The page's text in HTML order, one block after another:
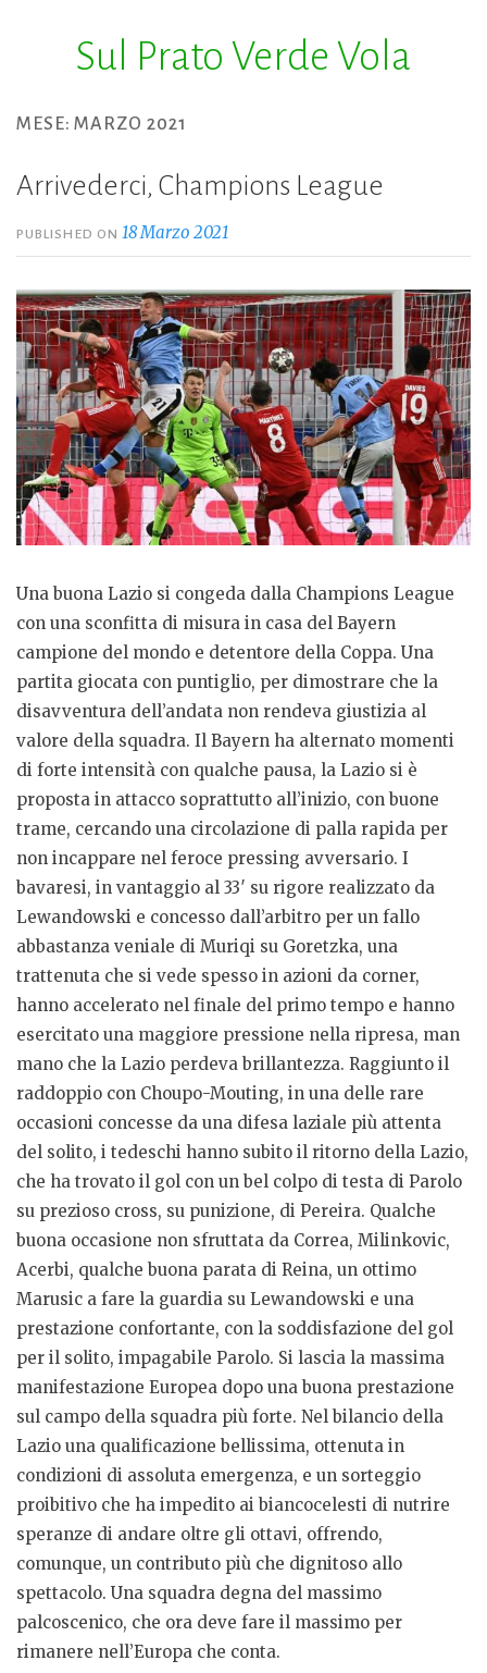
Sul Prato Verde Vola
MESE:MARZO 2021
Arrivederci, Champions League
PUBLISHED ON18 Marzo 2021
Una buona Lazio si congeda dalla Champions League
con una sconfitta di misura in casa del Bayern
campione del mondo e detentore della Coppa. Una
partita giocata con puntiglio, per dimostrare che la
disavventura dell’andata non rendeva giustizia al
valore della squadra. Il Bayern ha alternato momenti
di forte intensità con qualche pausa, la Lazio si è
proposta in attacco soprattutto all’inizio, con buone
trame, cercando una circolazione di palla rapida per
non incappare nel feroce pressing avversario. I
bavaresi, in vantaggio al 33′ su rigore realizzato da
Lewandowski e concesso dall’arbitro per un fallo
abbastanza veniale di Muriqi su Goretzka, una
trattenuta che si vede spesso in azioni da corner,
hanno accelerato nel finale del primo tempo e hanno
esercitato una maggiore pressione nella ripresa, man
mano che la Lazio perdeva brillantezza. Raggiunto il
raddoppio con Choupo-Mouting, in una delle rare
occasioni concesse da una difesa laziale più attenta
del solito, i tedeschi hanno subito il ritorno della Lazio,
che ha trovato il gol con un bel colpo di testa di Parolo
su prezioso cross, su punizione, di Pereira. Qualche
buona occasione non sfruttata da Correa, Milinkovic,
Acerbi, qualche buona parata di Reina, un ottimo
Marusic a fare la guardia su Lewandowski e una
prestazione confortante, con la soddisfazione del gol
per il solito, impagabile Parolo. Si lascia la massima
manifestazione Europea dopo una buona prestazione
sul campo della squadra più forte. Nel bilancio della
Lazio una qualificazione bellissima, ottenuta in
condizioni di assoluta emergenza, e un sorteggio
proibitivo che ha impedito ai biancocelesti di nutrire
speranze di andare oltre gli ottavi, offrendo,
comunque, un contributo più che dignitoso allo
spettacolo. Una squadra degna del massimo
palcoscenico, che ora deve fare il massimo per
rimanere nell’Europa che conta.